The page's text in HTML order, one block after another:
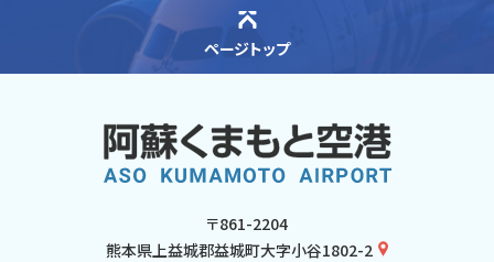
ページトップ
〒861-2204
熊本県上益城郡益城町大字小谷1802-2